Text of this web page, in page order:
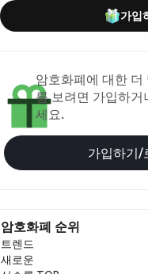
가입
암호화폐에 대한 더
를 보려면 가입하거
세요.
가입하기/
암호화폐 순위
트렌드
새로운